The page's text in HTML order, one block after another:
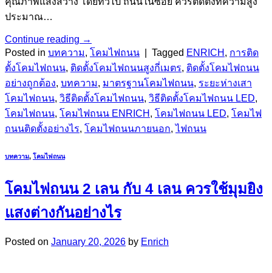
ประมาณ…
Continue reading →
Posted in บทความ, โคมไฟถนน Tagged ENRICH , การติด
ตั้งโคมไฟถนน, ติดตั้งโคมไฟถนนสูงกี่เมตร, ติดตั้งโคมไฟถนน
อย่างถูกต้อง, บทความ, มาตรฐานโคมไฟถนน, ระยะห่างเสา
โคมไฟถนน, วิธีติดตั้งโคมไฟถนน, วิธีติดตั้งโคมไฟถนน LED,
โคมไฟถนน, โคมไฟถนน ENRICH , โคมไฟถนน LED, โคมไฟ
ถนนติดตั้งอย่างไร, โคมไฟถนนภายนอก,ไฟถนน
บทความ, โคมไฟถนน
โคมไฟถนน 2 เลน กับ 4 เลน ควรใช้มุมยิง
แสงต่างกันอย่างไร
Posted on January 20, 2026 by Enrich